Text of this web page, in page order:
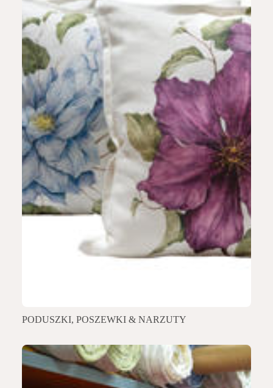
PODUSZKI, POSZEWKI & NARZUTY